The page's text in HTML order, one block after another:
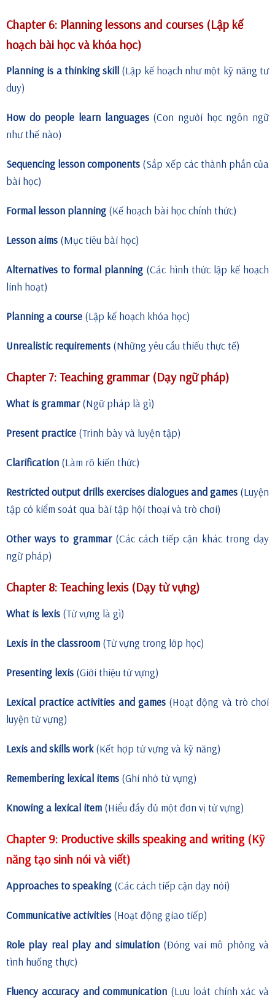
Chapter 6: Planning lessons and courses (Lập kế
hoạch bài học và khóa học)
Planning is a thinking skill (Lập kế hoạch như một kỹ năng tư
duy)
How do people learn languages(Con người học ngôn ngữ
như thế nào)
Sequencing lesson components (Sắp xếp các thành phần của
bài học)
Formal lesson planning (Kế hoạch bài học chính thức)
Lesson aims (Mục tiêu bài học)
Alternatives to formal planning (Các hình thức lập kế hoạch
linh hoạt)
Planning a course (Lập kế hoạch khóa học)
Unrealistic requirements (Những yêu cầu thiếu thực tế)
Chapter 7: Teaching grammar (Dạy ngữ pháp)
What is grammar(Ngữ pháp là gì)
Present practice (Trình bày và luyện tập)
Clarification (Làm rõ kiến thức)
Restricted output drills exercises dialogues and games (Luyện
tập có kiểm soát qua bài tập hội thoại và trò chơi)
Other ways to grammar(Các cách tiếp cận khác trong dạy
ngữ pháp)
Chapter 8: Teaching lexis (Dạy từ vựng)
What is lexis (Từ vựng là gì)
Lexis in the classroom (Từ vựng trong lớp học)
Presenting lexis (Giới thiệu từ vựng)
Lexical practice activities and games (Hoạt động và trò chơi
luyện từ vựng)
Lexis and skills work(Kết hợp từ vựng và kỹ năng)
Remembering lexical items (Ghi nhớ từ vựng)
Knowing a lexical item (Hiểu đầy đủ một đơn vị từ vựng)
Chapter 9: Productive skills speaking and writing (Kỹ
năng tạo sinh nói và viết)
Approaches to speaking (Các cách tiếp cận dạy nói)
Communicative activities (Hoạt động giao tiếp)
Role play real play and simulation(Đóng vai mô phỏng và
tình huống thực)
Fluency accuracy and communication (Lưu loát chính xác và